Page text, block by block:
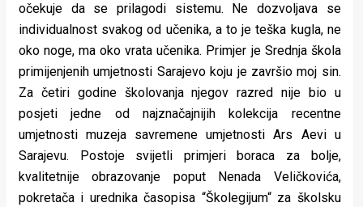
očekuje da se prilagodi sistemu. Ne dozvoljava se
individualnost svakog od učenika, a to je teška kugla, ne
oko noge, ma oko vrata učenika. Primjer je Srednja škola
primijenjenih umjetnosti Sarajevo koju je završio moj sin.
Za četiri godine školovanja njegov razred nije bio u
posjeti jedne od najznačajnijih kolekcija recentne
umjetnosti muzeja savremene umjetnosti Ars Aevi u
Sarajevu. Postoje svijetli primjeri boraca za bolje,
kvalitetnije obrazovanje poput Nenada Veličkovića,
pokretača i urednika časopisa “Školegijum“ za školsku